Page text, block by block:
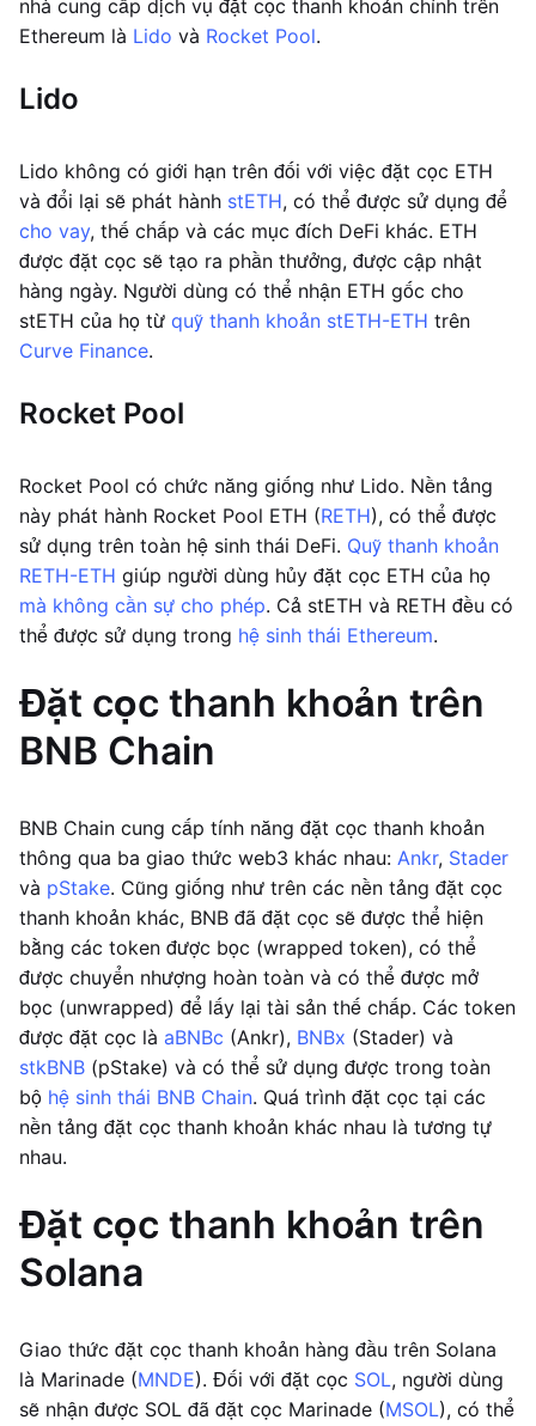
nhà cung cấp dịch vụ đặt cọc thanh khoản chính trên
Ethereum là Lido và Rocket Pool.
Lido
Lido không có giới hạn trên đối với việc đặt cọc ETH
và đổi lại sẽ phát hành stETH, có thể được sử dụng để
cho vay, thế chấp và các mục đích DeFi khác. ETH
được đặt cọc sẽ tạo ra phần thưởng, được cập nhật
hàng ngày. Người dùng có thể nhận ETH gốc cho
stETH của họ từ quỹ thanh khoản stETH-ETH trên
Curve Finance.
Rocket Pool
Rocket Pool có chức năng giống như Lido. Nền tảng
này phát hành Rocket Pool ETH (RETH), có thể được
sử dụng trên toàn hệ sinh thái DeFi. Quỹ thanh khoản
RETH-ETH giúp người dùng hủy đặt cọc ETH của họ
mà không cần sự cho phép. Cả stETH và RETH đều có
thể được sử dụng trong hệ sinh thái Ethereum.
Đặt cọc thanh khoản trên
BNB Chain
BNB Chain cung cấp tính năng đặt cọc thanh khoản
thông qua ba giao thức web3 khác nhau: Ankr, Stader
và pStake. Cũng giống như trên các nền tảng đặt cọc
thanh khoản khác, BNB đã đặt cọc sẽ được thể hiện
bằng các token được bọc (wrapped token), có thể
được chuyển nhượng hoàn toàn và có thể được mở
bọc (unwrapped) để lấy lại tài sản thế chấp. Các token
được đặt cọc là aBNBc (Ankr), BNBx (Stader) và
stkBNB (pStake) và có thể sử dụng được trong toàn
bộ hệ sinh thái BNB Chain. Quá trình đặt cọc tại các
nền tảng đặt cọc thanh khoản khác nhau là tương tự
nhau.
Đặt cọc thanh khoản trên
Solana
Giao thức đặt cọc thanh khoản hàng đầu trên Solana
là Marinade (MNDE). Đối với đặt cọc SOL, người dùng
sẽ nhận được SOL đã đặt cọc Marinade (MSOL), có thể